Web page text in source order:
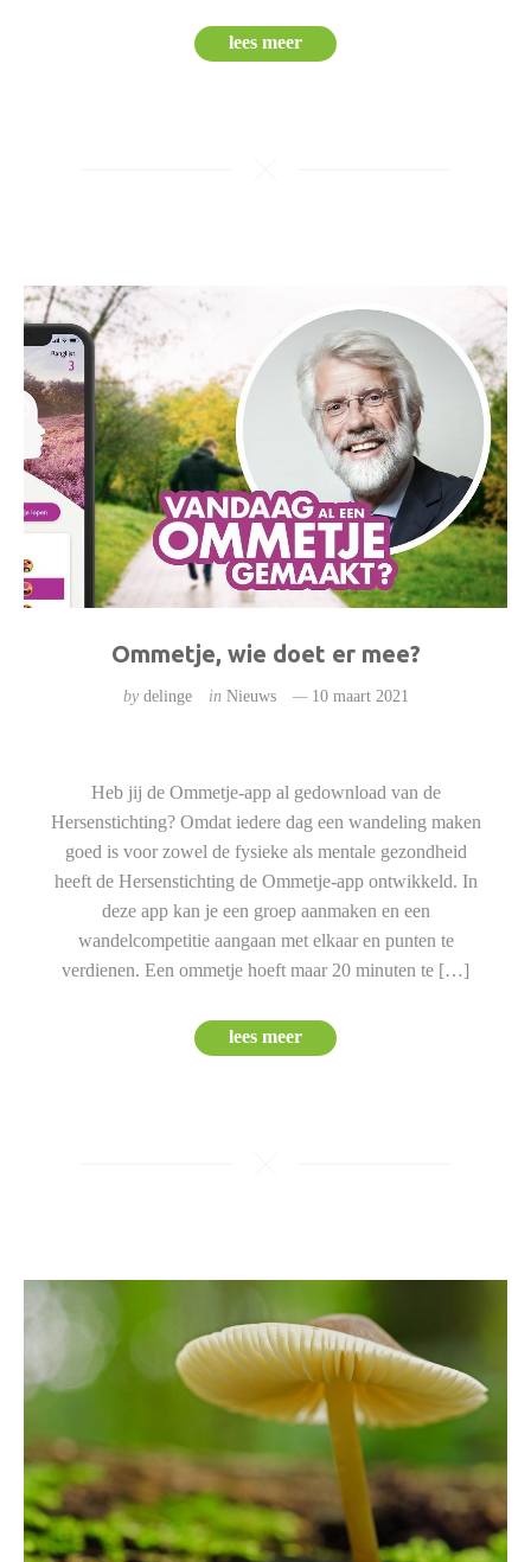
lees meer
Ommetje, wie doet er mee?
by delinge in Nieuws 10 maart 2021
Heb jij de Ommetje-app al gedownload van de
Hersenstichting? Omdat iedere dag een wandeling maken
goed is voor zowel de fysieke als mentale gezondheid
heeft de Hersenstichting de Ommetje-app ontwikkeld. In
deze app kan je een groep aanmaken en een
wandelcompetitie aangaan met elkaar en punten te
verdienen. Een ommetje hoeft maar 20 minuten te […]
lees meer